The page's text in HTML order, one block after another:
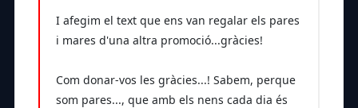
I afegim el text que ens van regalar els pares
i mares d'una altra promoció...gràcies!
Com donar-vos les gràcies...! Sabem, perque
som pares..., que amb els nens cada dia és